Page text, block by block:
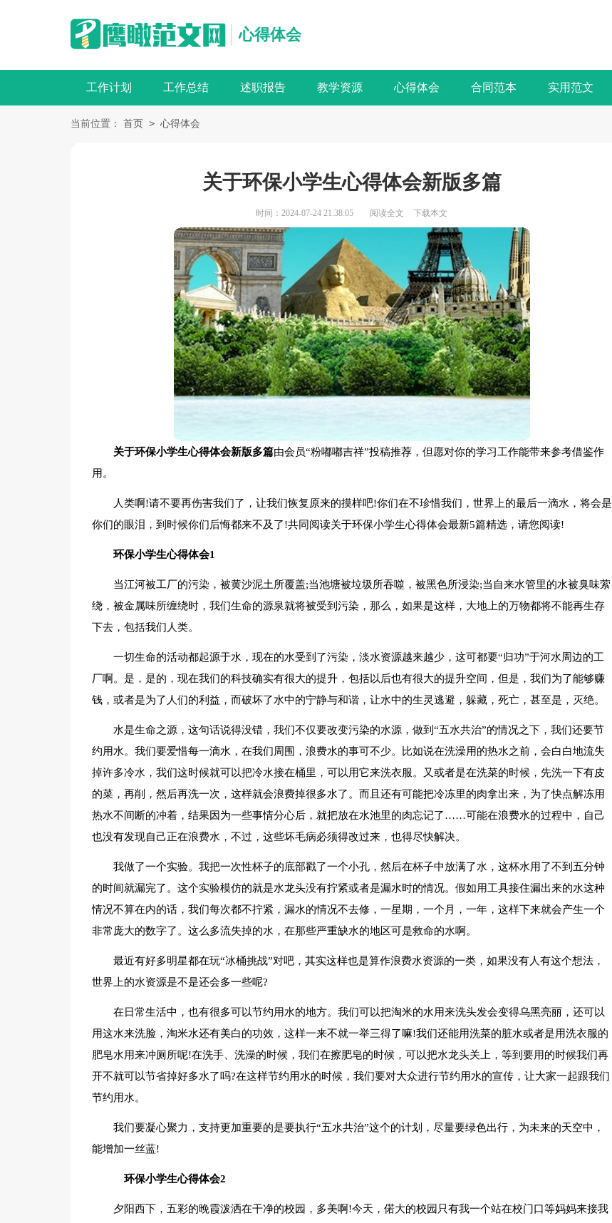
心得体会
工作计划 工作总结 述职报告 教学资源 心得体会 合同范本 实用范文
当前位置： 首页 > 心得体会
关于环保小学生心得体会新版多篇
时间：2024-07-24 21:38:05 阅读全文 下载本文
关于环保小学生心得体会新版多篇由会员“粉嘟嘟吉祥”投稿推荐，但愿对你的学习工作能带来参考借鉴作
用。
人类啊!请不要再伤害我们了，让我们恢复原来的摸样吧!你们在不珍惜我们，世界上的最后一滴水，将会是
你们的眼泪，到时候你们后悔都来不及了!共同阅读关于环保小学生心得体会最新5篇精选，请您阅读!
环保小学生心得体会1
当江河被工厂的污染，被黄沙泥土所覆盖;当池塘被垃圾所吞噬，被黑色所浸染;当自来水管里的水被臭味萦
绕，被金属味所缠绕时，我们生命的源泉就将被受到污染，那么，如果是这样，大地上的万物都将不能再生存
下去，包括我们人类。
一切生命的活动都起源于水，现在的水受到了污染，淡水资源越来越少，这可都要“归功”于河水周边的工
厂啊。是，是的，现在我们的科技确实有很大的提升，包括以后也有很大的提升空间，但是，我们为了能够赚
钱，或者是为了人们的利益，而破坏了水中的宁静与和谐，让水中的生灵逃避，躲藏，死亡，甚至是，灭绝。
水是生命之源，这句话说得没错，我们不仅要改变污染的水源，做到“五水共治”的情况之下，我们还要节
约用水。我们要爱惜每一滴水，在我们周围，浪费水的事可不少。比如说在洗澡用的热水之前，会白白地流失
掉许多冷水，我们这时候就可以把冷水接在桶里，可以用它来洗衣服。又或者是在洗菜的时候，先洗一下有皮
的菜，再削，然后再洗一次，这样就会浪费掉很多水了。而且还有可能把冷冻里的肉拿出来，为了快点解冻用
热水不间断的冲着，结果因为一些事情分心后，就把放在水池里的肉忘记了……可能在浪费水的过程中，自己
也没有发现自己正在浪费水，不过，这些坏毛病必须得改过来，也得尽快解决。
我做了一个实验。我把一次性杯子的底部戳了一个小孔，然后在杯子中放满了水，这杯水用了不到五分钟
的时间就漏完了。这个实验模仿的就是水龙头没有拧紧或者是漏水时的情况。假如用工具接住漏出来的水这种
情况不算在内的话，我们每次都不拧紧，漏水的情况不去修，一星期，一个月，一年，这样下来就会产生一个
非常庞大的数字了。这么多流失掉的水，在那些严重缺水的地区可是救命的水啊。
最近有好多明星都在玩“冰桶挑战”对吧，其实这样也是算作浪费水资源的一类，如果没有人有这个想法，
世界上的水资源是不是还会多一些呢?
在日常生活中，也有很多可以节约用水的地方。我们可以把淘米的水用来洗头发会变得乌黑亮丽，还可以
用这水来洗脸，淘米水还有美白的功效，这样一来不就一举三得了嘛!我们还能用洗菜的脏水或者是用洗衣服的
肥皂水用来冲厕所呢!在洗手、洗澡的时候，我们在擦肥皂的时候，可以把水龙头关上，等到要用的时候我们再
开不就可以节省掉好多水了吗?在这样节约用水的时候，我们要对大众进行节约用水的宣传，让大家一起跟我们
节约用水。
我们要凝心聚力，支持更加重要的是要执行“五水共治”这个的计划，尽量要绿色出行，为未来的天空中，
能增加一丝蓝!
环保小学生心得体会2
夕阳西下，五彩的晚霞泼洒在干净的校园，多美啊!今天，偌大的校园只有我一个站在校门口等妈妈来接我